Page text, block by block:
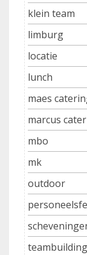
klein team
limburg
locatie
lunch
maes
marcus
mbo
mk
outdoor
teambuilding